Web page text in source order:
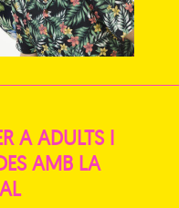
A ADULTS I
AMB LA